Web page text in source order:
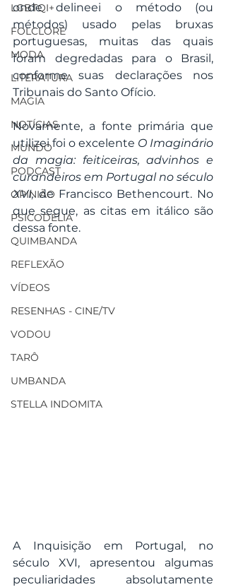
LGBTQI+
FOLCLORE
MODA
LITERATURA
MAGIA
NOTÍCIAS
MUNDO
PODCAST
OPINIÃO
PSICODELIA
QUIMBANDA
REFLEXÃO
VÍDEOS
RESENHAS - CINE/TV
VODOU
TARÔ
UMBANDA
STELLA INDOMITA
onde delineei o método (ou
métodos) usado pelas bruxas
portuguesas, muitas das quais
foram degredadas para o Brasil,
conforme suas declarações nos
Tribunais do Santo Ofício.
Novamente, a fonte primária que
utilizei foi o excelente O Imaginário
da magia: feiticeiras, advinhos e
curandeiros em Portugal no século
XVI, de Francisco Bethencourt. No
que segue, as citas em itálico são
dessa fonte.
A Inquisição em Portugal, no
século XVI, apresentou algumas
peculiaridades absolutamente